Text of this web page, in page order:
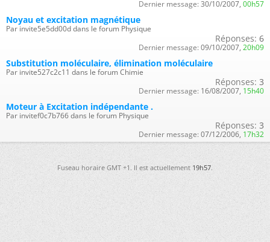
Dernier message: 30/10/2007, 00h57
Noyau et excitation magnétique
Par invite5e5dd00d dans le forum Physique
Réponses: 6
Dernier message: 09/10/2007, 20h09
Substitution moléculaire, élimination moléculaire
Par invite527c2c11 dans le forum Chimie
Réponses: 3
Dernier message: 16/08/2007, 15h40
Moteur à Excitation indépendante .
Par invitef0c7b766 dans le forum Physique
Réponses: 3
Dernier message: 07/12/2006, 17h32
Fuseau horaire GMT +1. Il est actuellement19h57.